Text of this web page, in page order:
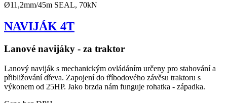
Ø11,2mm/45m SEAL, 70kN
NAVIJÁK 4T
Lanové navijáky - za traktor
Lanový naviják s mechanickým ovládáním určeny pro stahování a
přibližování dřeva. Zapojení do tříbodového závěsu traktoru s
výkonem od 25HP. Jako brzda nám funguje rohatka - západka.